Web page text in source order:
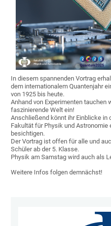
In diesem spannenden Vortrag
dem internationalem Quantenjahr
von 1925 bis heute.
Anhand von Experimenten tauchen
faszinierende Welt ein!
Anschließend könnt ihr Einblicke in
Fakultät für Physik und Astronomie
besichtigen.
Der Vortrag ist offen für alle und
Schüler ab der 5. Klasse.
Physik am Samstag wird auch als
Weitere Infos folgen demnächst!